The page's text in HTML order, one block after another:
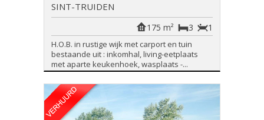
SINT-TRUIDEN
1
3
175 m²
H.O.B. in rustige wijk met carport en tuin
bestaande uit : inkomhal, living-eetplaats
met aparte keukenhoek, wasplaats -...